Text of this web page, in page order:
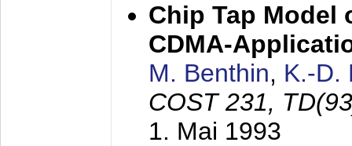
Chip Tap Model
CDMA-
M. Benthin, K.-D.
COST 231,
1. Mai 1993